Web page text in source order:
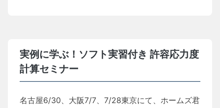
実例に学ぶ！ソフト実習付き 許容応力度
計算セミナー
名古屋6/30、大阪7/7、7/28東京にて、ホームズ君